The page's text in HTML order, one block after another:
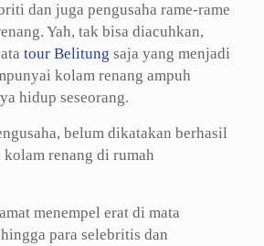
dan juga pengusaha rame-rame
Yah, tak bisa diacuhkan,
tour Belitung saja yang menjadi
kolam renang ampuh
hidup seseorang.
belum dikatakan berhasil
renang di rumah
menempel erat di mata
para selebritis dan